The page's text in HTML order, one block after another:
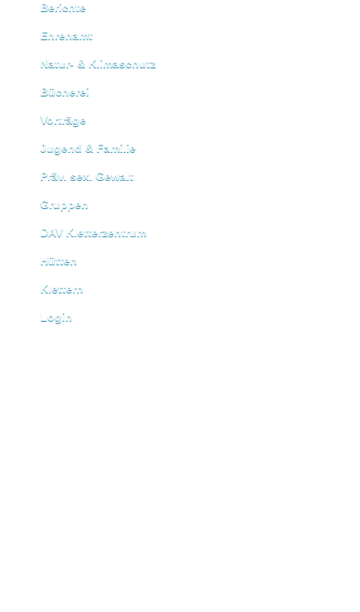
Berichte
Ehrenamt
Natur- & Klimaschutz
Bücherei
Vorträge
Jugend & Familie
Präv. sex. Gewalt
Gruppen
DAV Kletterzentrum
Hütten
Klettern
Login